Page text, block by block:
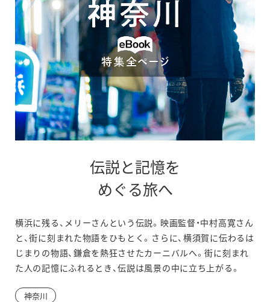
伝説と記憶を
めぐる旅へ別
ィ
ン
ド
横浜に残る、メリーさんという伝説。映画監督・中村高寛さん
と、街に刻まれた物語をひもとく。さらに、横須賀に伝わるは
じまりの物語、鎌倉を熱狂させたカーニバルへ。街に刻まれ
た人の記憶にふれるとき、伝説は風景の中に立ち上がる。
神奈川